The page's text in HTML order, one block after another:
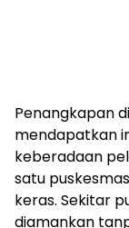
Penangkapan
mendapatkan
keberadaan
satu
keras. Sekitar
diamankan